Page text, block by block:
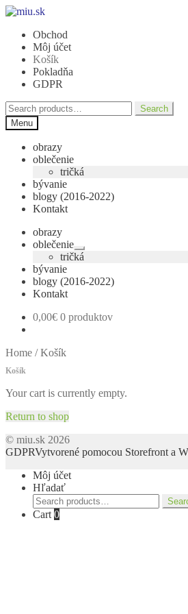
Preskočiť
navigáciu
Preskočiť
obsah
Obchod
Môj účet
Košík
Pokladňa
GDPR
Search
for:
Search
Menu
obrazy
oblečenie
tričká
bývanie
blogy (2016-2022)
Kontakt
obrazy
oblečenie
Rozbaliť
podradené
tričká
bývanie
blogy (2016-2022)
Kontakt
0,00€ 0 produktov
Home /Košík
Košík
Your cart is currently empty.
Return to shop
© miu.sk 2026
GDPRVytvorené pomocou Storefront a
Môj účet
Hľadať
Search
for:
Cart 0